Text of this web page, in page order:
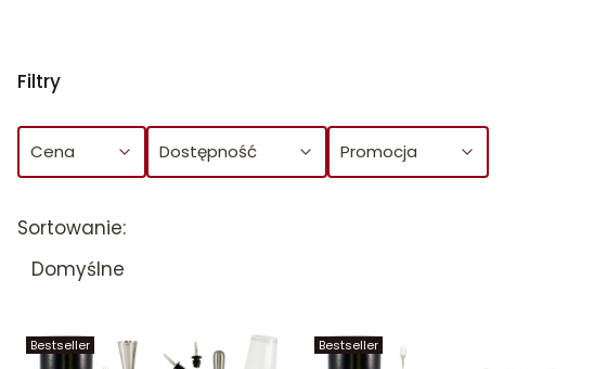
Filtry
Cena Dostępność Promocja
Lista produktów
Sortowanie:
Domyślne
Bestseller Bestseller